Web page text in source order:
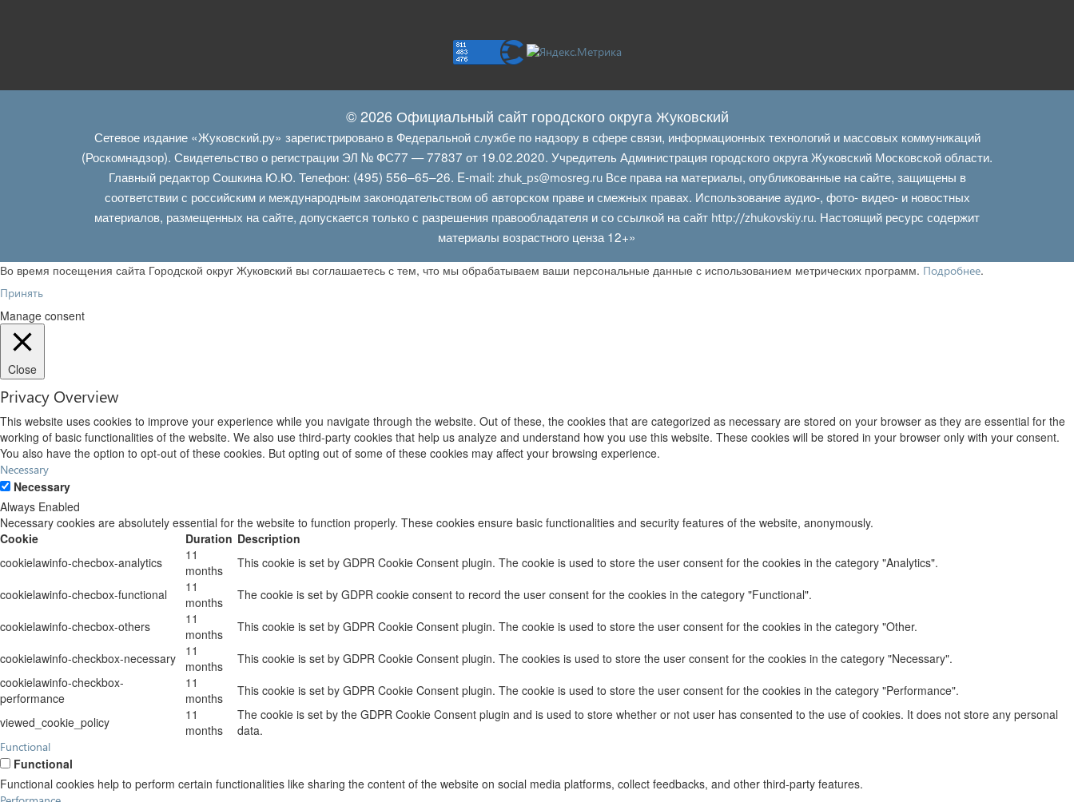
© 2026 Официальный сайт городского округа Жуковский
Сетевое издание «Жуковский.ру» зарегистрировано в Федеральной службе по надзору в сфере связи, информационных технологий и массовых коммуникаций
(Роскомнадзор). Свидетельство о регистрации ЭЛ № ФС77 — 77837 от 19.02.2020. Учредитель Администрация городского округа Жуковский Московской области.
Главный редактор Сошкина Ю.Ю. Телефон: (495) 556–65–26. E‑mail: zhuk_ps@mosreg.ruВсе права на материалы, опубликованные на сайте, защищены в
соответствии с российским и международным законодательством об авторском праве и смежных правах. Использование аудио-, фото- видео- и новостных
материалов, размещенных на сайте, допускается только с разрешения правообладателя и со ссылкой на сайт http://zhukovskiy.ru. Настоящий ресурс содержит
материалы возрастного ценза 12+»
Во время посещения сайта Городской округ Жуковский вы соглашаетесь с тем, что мы обрабатываем ваши персональные данные с использованием метрических программ. Подробнее.
Принять
Manage consent
Close
Privacy Overview
This website uses cookies to improve your experience while you navigate through the website. Out of these, the cookies that are categorized as necessary are stored on your browser as they are essential for the
working of basic functionalities of the website. We also use third-party cookies that help us analyze and understand how you use this website. These cookies will be stored in your browser only with your consent.
You also have the option to opt-out of these cookies. But opting out of some of these cookies may affect your browsing experience.
Necessary
Necessary
Always Enabled
Necessary cookies are absolutely essential for the website to function properly. These cookies ensure basic functionalities and security features of the website, anonymously.
Cookie
Duration Description
cookielawinfo-checbox-analytics
11
months
This cookie is set by GDPR Cookie Consent plugin. The cookie is used to store the user consent for the cookies in the category "Analytics".
cookielawinfo-checbox-functional
11
months
The cookie is set by GDPR cookie consent to record the user consent for the cookies in the category "Functional".
cookielawinfo-checbox-others
11
months
This cookie is set by GDPR Cookie Consent plugin. The cookie is used to store the user consent for the cookies in the category "Other.
cookielawinfo-checkbox-necessary
11
months
This cookie is set by GDPR Cookie Consent plugin. The cookies is used to store the user consent for the cookies in the category "Necessary".
cookielawinfo-checkbox-
performance
11
months
This cookie is set by GDPR Cookie Consent plugin. The cookie is used to store the user consent for the cookies in the category "Performance".
viewed_cookie_policy
11
months
The cookie is set by the GDPR Cookie Consent plugin and is used to store whether or not user has consented to the use of cookies. It does not store any personal
data.
Functional
Functional
Functional cookies help to perform certain functionalities like sharing the content of the website on social media platforms, collect feedbacks, and other third-party features.